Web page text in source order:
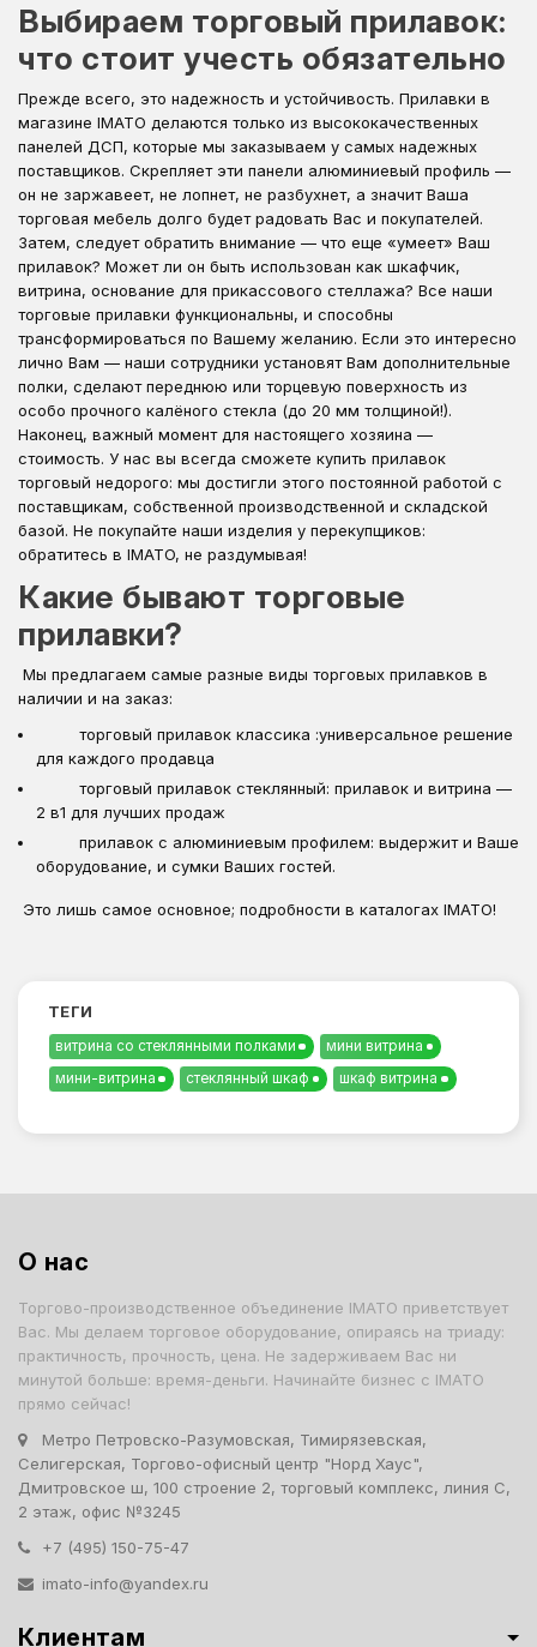
ТЕГИ
витрина со стеклянными полками
мини витрина
мини-витрина
стеклянный шкаф шкаф витрина
Выбираем торговый прилавок:
что стоит учесть обязательно
Прежде всего, это надежность и устойчивость. Прилавки в
магазине IMATO делаются только из высококачественных
панелей ДСП, которые мы заказываем у самых надежных
поставщиков. Скрепляет эти панели алюминиевый профиль —
он не заржавеет, не лопнет, не разбухнет, а значит Ваша
торговая мебель долго будет радовать Вас и покупателей.
Затем, следует обратить внимание — что еще «умеет» Ваш
прилавок? Может ли он быть использован как шкафчик,
витрина, основание для прикассового стеллажа? Все наши
торговые прилавки функциональны, и способны
трансформироваться по Вашему желанию. Если это интересно
лично Вам — наши сотрудники установят Вам дополнительные
полки, сделают переднюю или торцевую поверхность из
особо прочного калёного стекла (до 20 мм толщиной!).
Наконец, важный момент для настоящего хозяина —
стоимость. У нас вы всегда сможете купить прилавок
торговый недорого: мы достигли этого постоянной работой с
поставщикам, собственной производственной и складской
базой. Не покупайте наши изделия у перекупщиков:
обратитесь в IMATO, не раздумывая!
Какие бывают торговые
прилавки?
Мы предлагаем самые разные виды торговых прилавков в
наличии и на заказ:
торговый прилавок классика :универсальное решение
для каждого продавца
торговый прилавок стеклянный: прилавок и витрина —
2 в1 для лучших продаж
прилавок с алюминиевым профилем: выдержит и Ваше
оборудование, и сумки Ваших гостей.
Это лишь самое основное; подробности в каталогах IMATO!
О нас
Торгово-производственное объединение IMATO приветствует
Вас. Мы делаем торговое оборудование, опираясь на триаду:
практичность, прочность, цена. Не задерживаем Вас ни
минутой больше: время-деньги. Начинайте бизнес с IMATO
прямо сейчас!
Метро Петровско-Разумовская, Тимирязевская,
Селигерская, Торгово-офисный центр "Норд Хаус",
Дмитровское ш, 100 строение 2, торговый комплекс, линия С,
2 этаж, офис №3245
+7 (495) 150-75-47
imato-info@yandex.ru
Клиентам